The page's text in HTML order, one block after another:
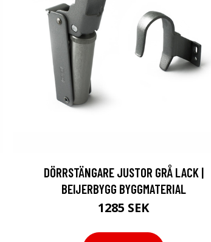
DÖRRSTÄNGARE JUSTOR GRÅ LACK |
BEIJERBYGG BYGGMATERIAL
1285 SEK